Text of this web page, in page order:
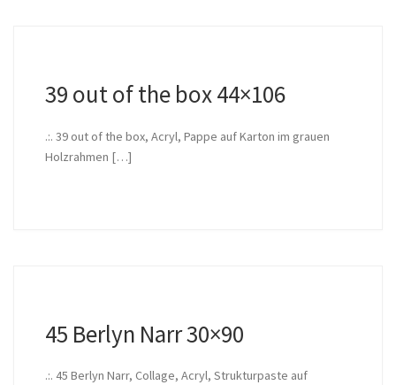
39 out of the box 44×106
.:. 39 out of the box, Acryl, Pappe auf Karton im grauen
Holzrahmen […]
45 Berlyn Narr 30×90
.:. 45 Berlyn Narr, Collage, Acryl, Strukturpaste auf